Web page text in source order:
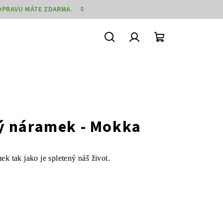
MÁTE ZDARMA.
náramek - Mokka
tak jako je spletený náš život.